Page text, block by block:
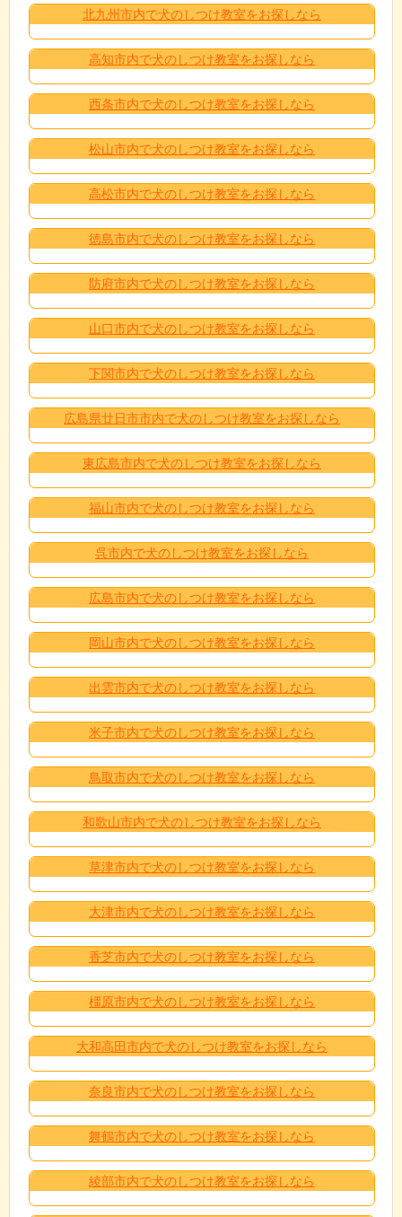
北九州市内で犬のしつけ教室をお探しなら
高知市内で犬のしつけ教室をお探しなら
西条市内で犬のしつけ教室をお探しなら
松山市内で犬のしつけ教室をお探しなら
高松市内で犬のしつけ教室をお探しなら
徳島市内で犬のしつけ教室をお探しなら
防府市内で犬のしつけ教室をお探しなら
山口市内で犬のしつけ教室をお探しなら
下関市内で犬のしつけ教室をお探しなら
広島県廿日市市内で犬のしつけ教室をお探しなら
東広島市内で犬のしつけ教室をお探しなら
福山市内で犬のしつけ教室をお探しなら
呉市内で犬のしつけ教室をお探しなら
広島市内で犬のしつけ教室をお探しなら
岡山市内で犬のしつけ教室をお探しなら
出雲市内で犬のしつけ教室をお探しなら
米子市内で犬のしつけ教室をお探しなら
鳥取市内で犬のしつけ教室をお探しなら
和歌山市内で犬のしつけ教室をお探しなら
草津市内で犬のしつけ教室をお探しなら
大津市内で犬のしつけ教室をお探しなら
香芝市内で犬のしつけ教室をお探しなら
橿原市内で犬のしつけ教室をお探しなら
大和高田市内で犬のしつけ教室をお探しなら
奈良市内で犬のしつけ教室をお探しなら
舞鶴市内で犬のしつけ教室をお探しなら
綾部市内で犬のしつけ教室をお探しなら